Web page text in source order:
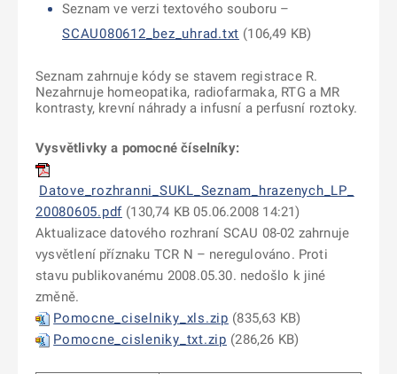
Seznam ve verzi textového souboru –
SCAU080612_bez_uhrad.txt (106,49 KB)
Seznam zahrnuje kódy se stavem registrace R.
Nezahrnuje homeopatika, radiofarmaka, RTG a MR
kontrasty, krevní náhrady a infusní a perfusní roztoky.
Vysvětlivky a pomocné číselníky:
Datove_rozhranni_SUKL_Seznam_hrazenych_LP_
20080605.pdf (130,74 KB 05.06.2008 14:21)
Aktualizace datového rozhraní SCAU 08-02 zahrnuje
vysvětlení příznaku TCR N – neregulováno. Proti
stavu publikovanému 2008.05.30. nedošlo k jiné
změně.
Pomocne_ciselniky_xls.zip (835,63 KB)
Pomocne_cisleniky_txt.zip (286,26 KB)